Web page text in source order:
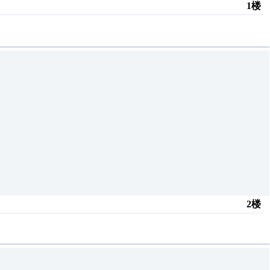
1楼
2楼